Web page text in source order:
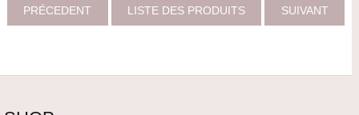
PRÉCEDENT LISTE DES PRODUITS SUIVANT